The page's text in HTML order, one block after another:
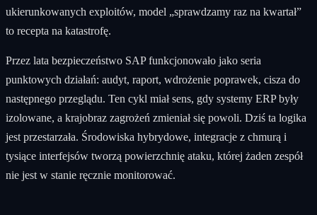
ukierunkowanych exploitów, model „sprawdzamy raz na kwartał”
to recepta na katastrofę.
Przez lata bezpieczeństwo SAP funkcjonowało jako seria
punktowych działań: audyt, raport, wdrożenie poprawek, cisza do
następnego przeglądu. Ten cykl miał sens, gdy systemy ERP były
izolowane, a krajobraz zagrożeń zmieniał się powoli. Dziś ta logika
jest przestarzała. Środowiska hybrydowe, integracje z chmurą i
tysiące interfejsów tworzą powierzchnię ataku, której żaden zespół
nie jest w stanie ręcznie monitorować.